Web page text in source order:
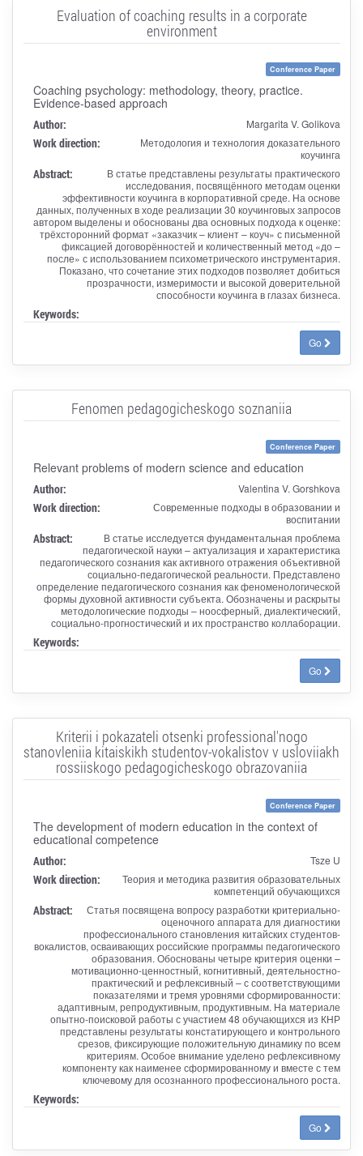
Evaluation of coaching results in a corporate
environment
Conference Paper
Coaching psychology: methodology, theory, practice.
Evidence-based approach
Author: Margarita V. Golikova
Work direction:
Методология и технология доказательного
коучинга
Abstract:
В статье представлены результаты практического
исследования, посвящённого методам оценки
эффективности коучинга в корпоративной среде. На основе
данных, полученных в ходе реализации 30 коучинговых запросов
автором выделены и обоснованы два основных подхода к оценке:
трёхсторонний формат «заказчик – клиент – коуч» с письменной
фиксацией договорённостей и количественный метод «до –
после» с использованием психометрического инструментария.
Показано, что сочетание этих подходов позволяет добиться
прозрачности, измеримости и высокой доверительной
способности коучинга в глазах бизнеса.
Keywords:
Go
Fenomen pedagogicheskogo soznaniia
Conference Paper
Relevant problems of modern science and education
Author: Valentina V. Gorshkova
Work direction:
Современные подходы в образовании и
воспитании
Abstract:
В статье исследуется фундаментальная проблема
педагогической науки – актуализация и характеристика
педагогического сознания как активного отражения объективной
социально-педагогической реальности. Представлено
определение педагогического сознания как феноменологической
формы духовной активности субъекта. Обозначены и раскрыты
методологические подходы – ноосферный, диалектический,
социально-прогностический и их пространство коллаборации.
Keywords:
Go
Kriterii i pokazateli otsenki professional'nogo
stanovleniia kitaiskikh studentov-vokalistov v usloviiakh
rossiiskogo pedagogicheskogo obrazovaniia
Conference Paper
The development of modern education in the context of
educational competence
Author: Tsze U
Work direction:
Теория и методика развития образовательных
компетенций обучающихся
Abstract:
Статья посвящена вопросу разработки критериально-
оценочного аппарата для диагностики
профессионального становления китайских студентов-
вокалистов, осваивающих российские программы педагогического
образования. Обоснованы четыре критерия оценки –
мотивационно-ценностный, когнитивный, деятельностно-
практический и рефлексивный – с соответствующими
показателями и тремя уровнями сформированности:
адаптивным, репродуктивным, продуктивным. На материале
опытно-поисковой работы с участием 48 обучающихся из КНР
представлены результаты констатирующего и контрольного
срезов, фиксирующие положительную динамику по всем
критериям. Особое внимание уделено рефлексивному
компоненту как наименее сформированному и вместе с тем
ключевому для осознанного профессионального роста.
Keywords:
Go